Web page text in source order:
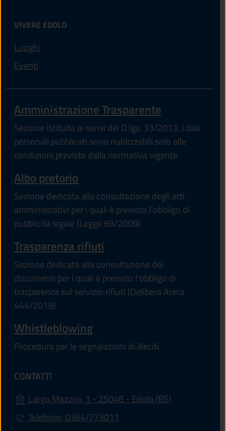
VIVERE EDOLO
Luoghi
Eventi
Amministrazione Trasparente
Sezione istituita ai sensi del D.lgs. 33/2013. I dati
personali pubblicati sono riutilizzabili solo alle
condizioni previste dalla normativa vigente
Albo pretorio
Sezione dedicata alla consultazione degli atti
amministrativi per i quali è previsto l'obbligo di
pubblicità legale (Legge 69/2009)
Trasparenza rifiuti
Sezione dedicata alla consultazione dei
documenti per i quali è previsto l'obbligo di
trasparenza sul servizio rifiuti (Delibera Arera
444/2019)
Whistleblowing
Procedura per le segnalazioni di illeciti
CONTATTI
Largo Mazzini, 1 - 25048 - Edolo (BS)
Telefono: 0364/773011